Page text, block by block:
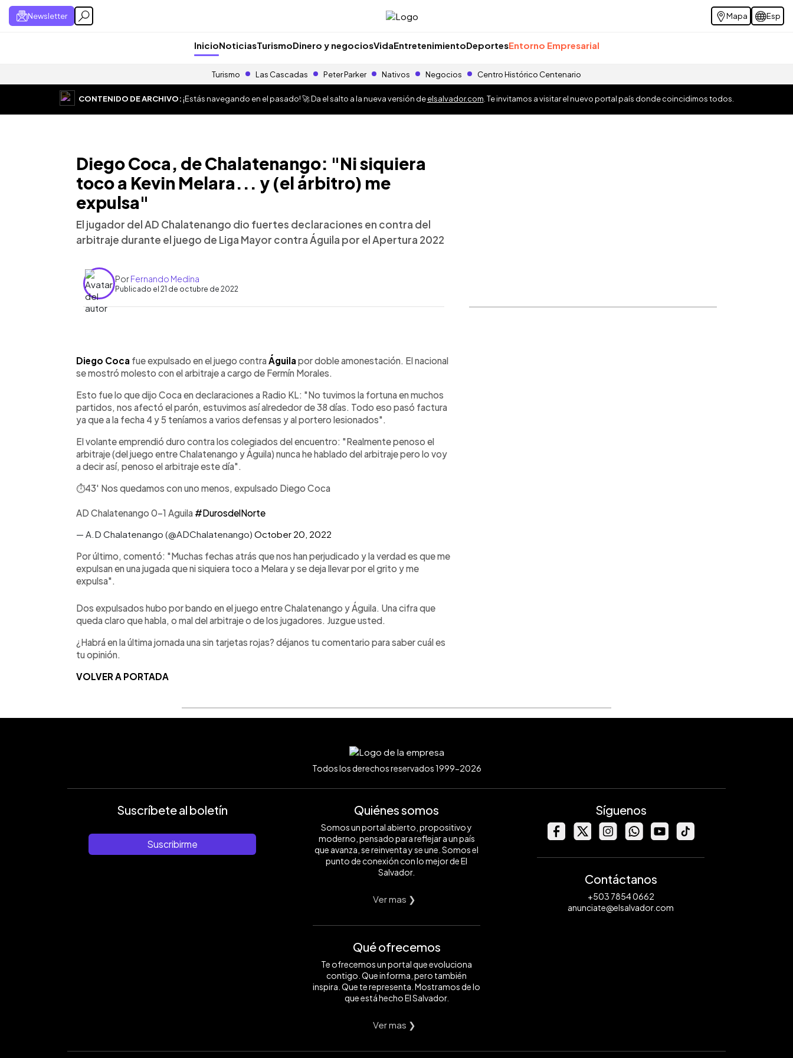
Newsletter Mapa Esp
InicioNoticiasTurismoDinero y negociosVidaEntretenimientoDeportesEntorno Empresarial
Turismo Las Cascadas Peter Parker Nativos Negocios Centro Histórico Centenario
CONTENIDO DE ARCHIVO:¡Estás navegando en el pasado! 🚀 Da el salto a la nueva versión deelsalvador.com . Te invitamos a visitar el nuevo portal país donde coincidimos todos.
Diego Coca, de Chalatenango: "Ni siquiera
toco a Kevin Melara... y (el árbitro) me
expulsa"
El jugador del AD Chalatenango dio fuertes declaraciones en contra del
arbitraje durante el juego de Liga Mayor contra Águila por el Apertura 2022
PorFernando Medina
Publicado el 21 de octubre de 2022
Escuchar artículo
Diego Coca fue expulsado en el juego contraÁguila por doble amonestación. El nacional
se mostró molesto con el arbitraje a cargo de Fermín Morales.
Esto fue lo que dijo Coca en declaraciones a Radio KL: "No tuvimos la fortuna en muchos
partidos, nos afectó el parón, estuvimos así alrededor de 38 días. Todo eso pasó factura
ya que a la fecha 4 y 5 teníamos a varios defensas y al portero lesionados".
El volante emprendió duro contra los colegiados del encuentro: "Realmente penoso el
arbitraje (del juego entre Chalatenango y Águila) nunca he hablado del arbitraje pero lo voy
a decir así, penoso el arbitraje este día".
⏱️43' Nos quedamos con uno menos, expulsado Diego Coca
AD Chalatenango 0-1 Aguila #DurosdelNorte
— A.D Chalatenango (@ADChalatenango) October 20, 2022
Por último, comentó: "Muchas fechas atrás que nos han perjudicado y la verdad es que me
expulsan en una jugada que ni siquiera toco a Melara y se deja llevar por el grito y me
expulsa".
Dos expulsados hubo por bando en el juego entre Chalatenango y Águila. Una cifra que
queda claro que habla, o mal del arbitraje o de los jugadores. Juzgue usted.
¿Habrá en la última jornada una sin tarjetas rojas? déjanos tu comentario para saber cuál es
tu opinión.
VOLVER A PORTADA
Todos los derechos reservados 1999-2026
Suscríbete al boletín
Suscribirme
Quiénes somos
Somos un portal abierto, propositivo y
moderno, pensado para reflejar a un país
que avanza, se reinventa y se une. Somos el
punto de conexión con lo mejor de El
Salvador.
Ver mas ❯
Qué ofrecemos
Te ofrecemos un portal que evoluciona
contigo. Que informa, pero también
inspira. Que te representa. Mostramos de lo
que está hecho El Salvador.
Ver mas ❯
Síguenos
Contáctanos
+503 7854 0662
anunciate@elsalvador.com